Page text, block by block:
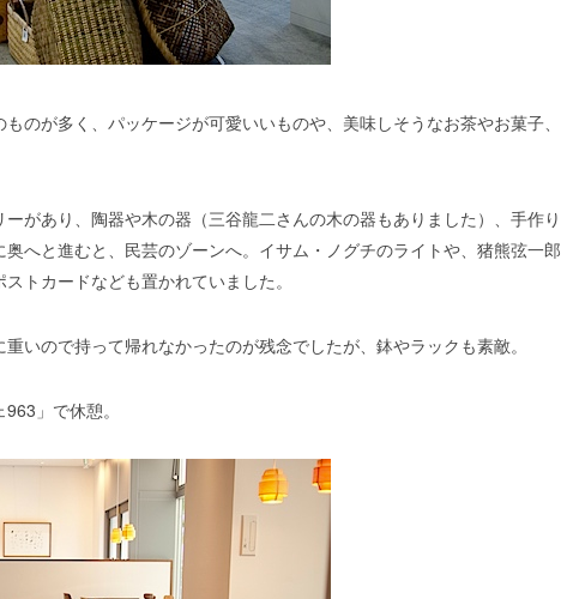
のが多く、パッケージが可愛いいものや、美味しそうなお茶やお菓子、
があり、陶器や木の器（三谷龍二さんの木の器もありました）、手作り
へと進むと、民芸のゾーンへ。イサム・ノグチのライトや、猪熊弦一郎
トカードなども置かれていました。
いので持って帰れなかったのが残念でしたが、鉢やラックも素敵。
」で休憩。